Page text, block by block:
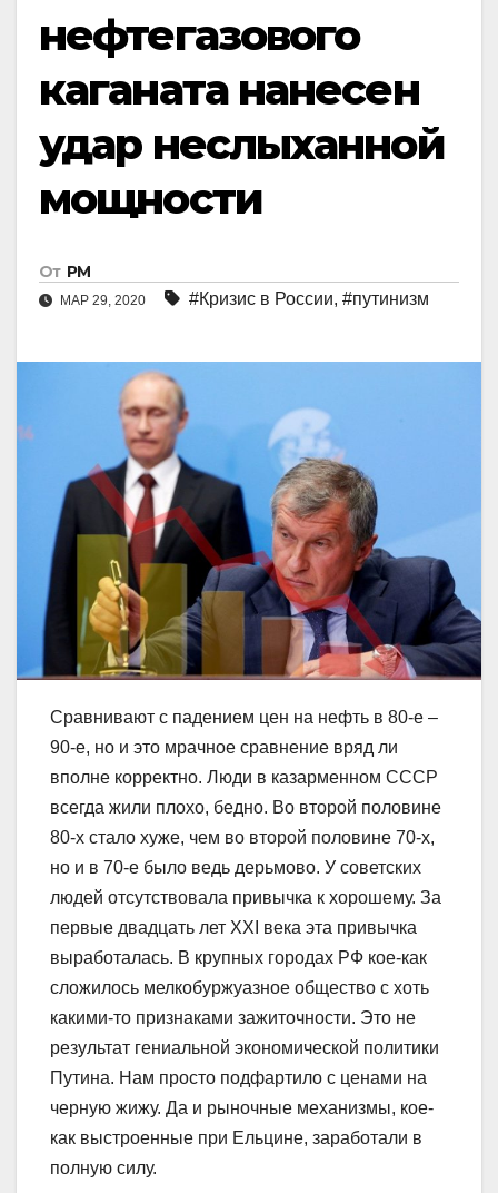
нефтегазового
каганата нанесен
удар неслыханной
мощности
От РМ
МАР 29, 2020 #Кризис в России, #путинизм
Сравнивают с падением цен на нефть в 80-е –
90-е, но и это мрачное сравнение вряд ли
вполне корректно. Люди в казарменном СССР
всегда жили плохо, бедно. Во второй половине
80-х стало хуже, чем во второй половине 70-х,
но и в 70-е было ведь дерьмово. У советских
людей отсутствовала привычка к хорошему. За
первые двадцать лет XXI века эта привычка
выработалась. В крупных городах РФ кое-как
сложилось мелкобуржуазное общество с хоть
какими-то признаками зажиточности. Это не
результат гениальной экономической политики
Путина. Нам просто подфартило с ценами на
черную жижу. Да и рыночные механизмы, кое-
как выстроенные при Ельцине, заработали в
полную силу.